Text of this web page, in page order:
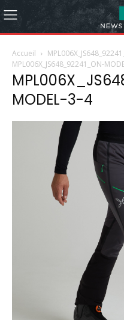
Accueil
MPL006X_JS648_92241_ON-
MODEL-3-4